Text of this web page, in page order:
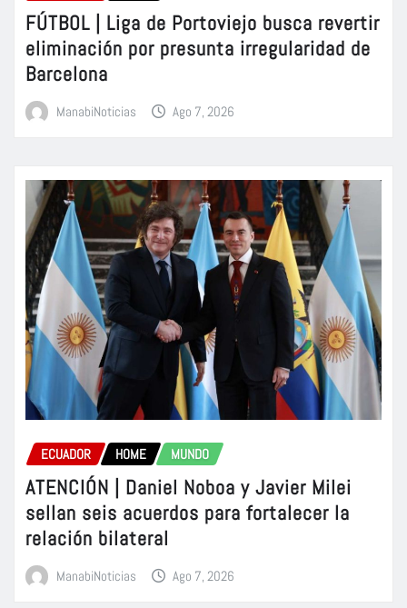
FÚTBOL | Liga de Portoviejo busca revertir
eliminación por presunta irregularidad de
Barcelona
ManabiNoticias Ago 7, 2026
ECUADOR HOME MUNDO
ATENCIÓN | Daniel Noboa y Javier Milei
sellan seis acuerdos para fortalecer la
relación bilateral
ManabiNoticias Ago 7, 2026